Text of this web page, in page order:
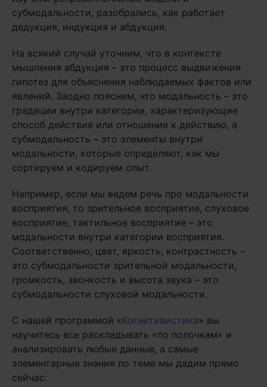
субмодальности, разобрались, как работает
дедукция, индукция и абдукция.
На всякий случай уточним, что в контексте
мышления абдукция – это процесс выдвижения
гипотез для объяснения наблюдаемых фактов или
явлений. Заодно поясним, что модальность – это
градации внутри категории, характеризующие
способ действия или отношение к действию, а
субмодальность – это элементы внутри
модальности, которые определяют, как мы
сортируем и кодируем опыт.
Например, если мы ведем речь про модальности
восприятия, то зрительное восприятие, слуховое
восприятие, тактильное восприятие – это
модальности внутри категории восприятия.
Соответственно, цвет, яркость, контрастность –
это субмодальности зрительной модальности,
громкость, звонкость и высота звука – это
субмодальности слуховой модальности.
С нашей программой «Когнитивистика» вы
научитесь все раскладывать «по полочкам» и
анализировать любые данные, а самые
элементарные знания по теме мы дадим прямо
сейчас.